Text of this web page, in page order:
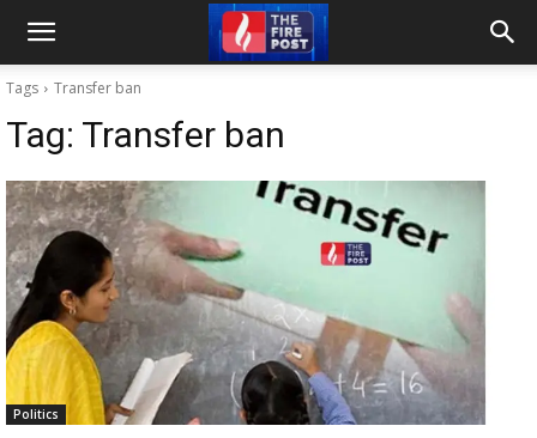
Tags Transfer ban
Tag: Transfer ban
Politics